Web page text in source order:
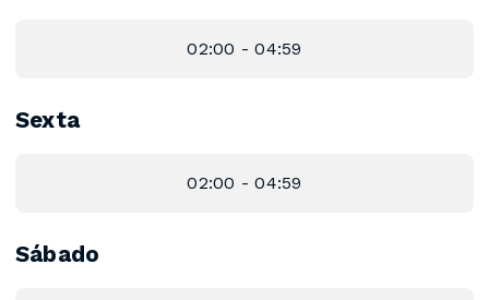
02:00 - 04:59
Sexta
02:00 - 04:59
Sábado